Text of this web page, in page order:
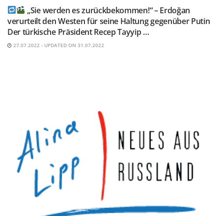
„Sie werden es zurückbekommen!“ – Erdoğan
verurteilt den Westen für seine Haltung gegenüber Putin
Der türkische Präsident Recep Tayyip …
27.07.2022 - UPDATED ON 31.07.2022